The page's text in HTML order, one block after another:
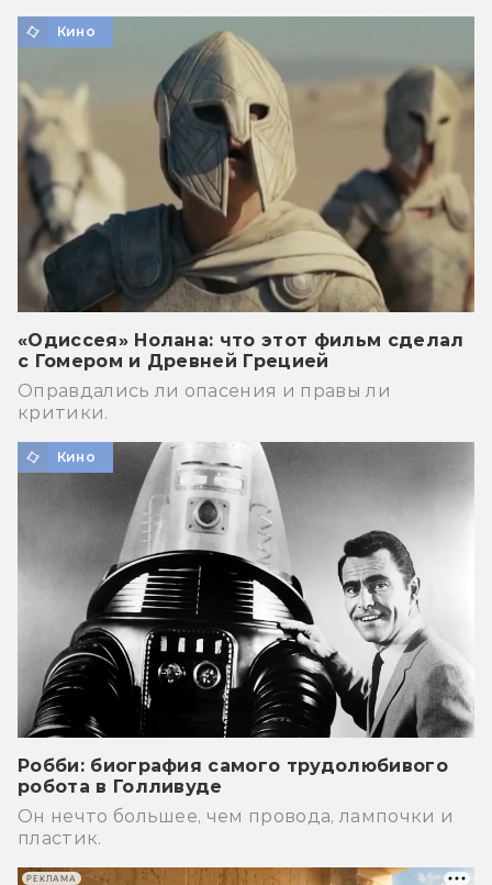
Кино
«Одиссея» Нолана: что этот фильм сделал
с Гомером и Древней Грецией
Оправдались ли опасения и правы ли
критики.
Кино
Робби: биография самого трудолюбивого
робота в Голливуде
Он нечто большее, чем провода, лампочки и
пластик.
РЕКЛАМА